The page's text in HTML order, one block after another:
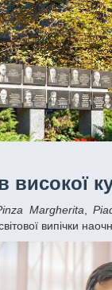
високої
Margherita ,
випічки